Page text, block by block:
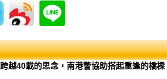
跨越40載的思念，南港警協助搭起重逢的橋樑